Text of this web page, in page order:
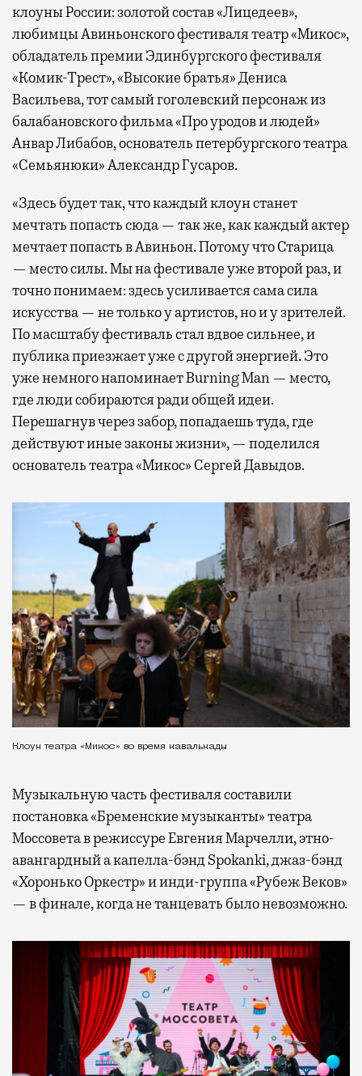
клоуны России: золотой состав «Лицедеев»,
любимцы Авиньонского фестиваля театр «Микос»,
обладатель премии Эдинбургского фестиваля
«Комик-Трест», «Высокие братья» Дениса
Васильева, тот самый гоголевский персонаж из
балабановского фильма «Про уродов и людей»
Анвар Либабов, основатель петербургского театра
«Семьянюки» Александр Гусаров.
«Здесь будет так, что каждый клоун станет
мечтать попасть сюда — так же, как каждый актер
мечтает попасть в Авиньон. Потому что Старица
— место силы. Мы на фестивале уже второй раз, и
точно понимаем: здесь усиливается сама сила
искусства — не только у артистов, но и у зрителей.
По масштабу фестиваль стал вдвое сильнее, и
публика приезжает уже с другой энергией. Это
уже немного напоминает Burning Man — место,
где люди собираются ради общей идеи.
Перешагнув через забор, попадаешь туда, где
действуют иные законы жизни», — поделился
основатель театра «Микос» Сергей Давыдов.
Клоун театра «Микос» во время кавалькады
Музыкальную часть фестиваля составили
постановка «Бременские музыканты» театра
Моссовета в режиссуре Евгения Марчелли, этно-
авангардный а капелла-бэнд Spokanki, джаз-бэнд
«Хоронько Оркестр» и инди-группа «Рубеж Веков»
— в финале, когда не танцевать было невозможно.